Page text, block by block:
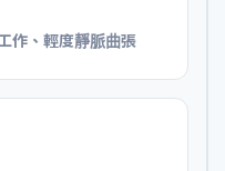
作、輕度靜脈曲張